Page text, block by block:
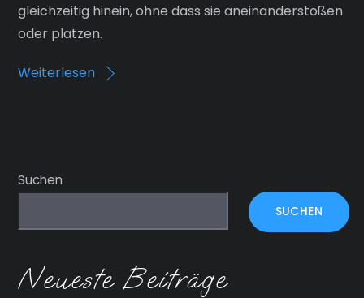
gleichzeitig hinein, ohne dass sie aneinanderstoßen
oder platzen.
Weiterlesen
Suchen
SUCHEN
Neueste Beiträge